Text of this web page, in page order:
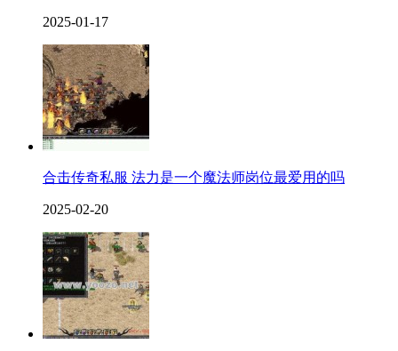
2025-01-17
合击传奇私服 法力是一个魔法师岗位最爱用的吗
2025-02-20